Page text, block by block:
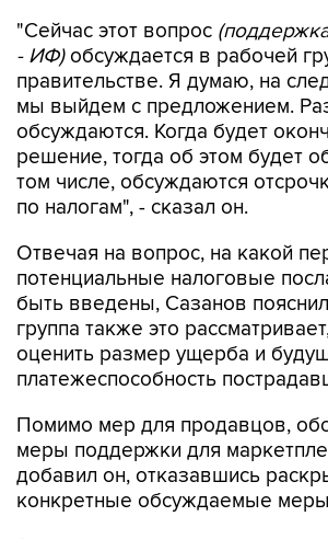
"Сейчас этот вопрос
- ИФ)обсуждается в рабочей
правительстве. Я думаю, на
мы выйдем с предложением.
обсуждаются. Когда будет
решение, тогда об этом будет
том числе, обсуждаются
по налогам", - сказал он.
Отвечая на вопрос, на какой
потенциальные налоговые
быть введены, Сазанов
группа также это
оценить размер ущерба и
платежеспособность
Помимо мер для продавцов,
меры поддержки для
добавил он, отказавшись
конкретные обсуждаемые